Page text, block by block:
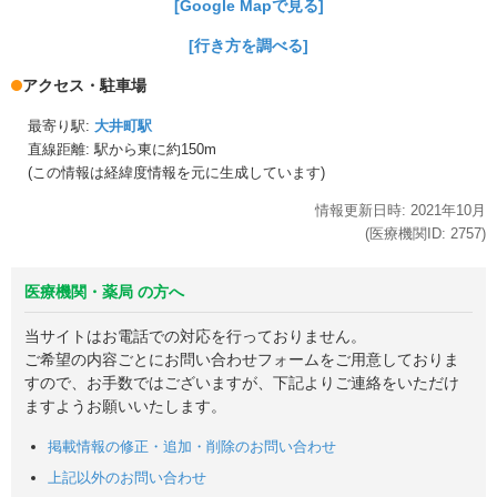
[Google Mapで見る]
[行き方を調べる]
アクセス・駐車場
最寄り駅: 大井町駅
直線距離: 駅から東に約150m
(この情報は経緯度情報を元に生成しています)
情報更新日時: 2021年10月
(医療機関ID: 2757)
医療機関・薬局 の方へ
当サイトはお電話での対応を行っておりません。
ご希望の内容ごとにお問い合わせフォームをご用意しておりま
すので、お手数ではございますが、下記よりご連絡をいただけ
ますようお願いいたします。
掲載情報の修正・追加・削除のお問い合わせ
上記以外のお問い合わせ